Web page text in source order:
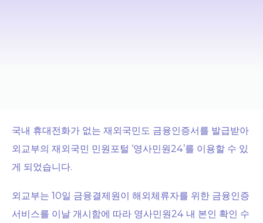
국내 휴대전화가 없는 재외국민도 금융인증서를 발급받아
외교부의 재외국민 민원포털 ‘영사민원24’를 이용할 수 있
게 되었습니다.
외교부는 10일 금융결제원이 해외체류자를 위한 금융인증
서비스를 이날 개시함에 따라 영사민원24 내 본인 확인 수